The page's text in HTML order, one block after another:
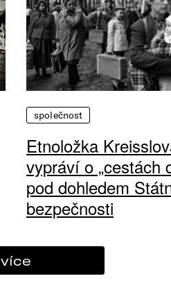
společnost
Etnoložka
vypráví o „cestách
pod dohledem
bezpečnosti
více